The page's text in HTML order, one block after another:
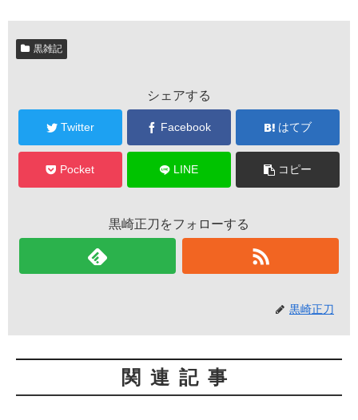
黒雑記
シェアする
Twitter Facebook はてブ
Pocket LINE コピー
黒崎正刀をフォローする
黒崎正刀
関連記事